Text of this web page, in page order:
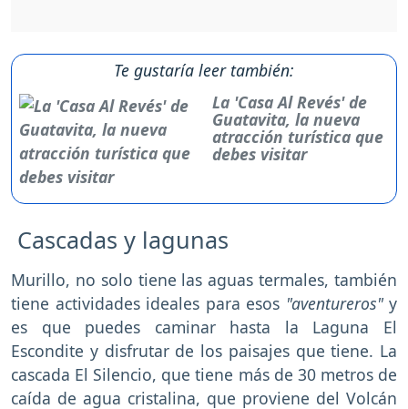
Te gustaría leer también:
La 'Casa Al Revés' de
Guatavita, la nueva
atracción turística que
debes visitar
Cascadas y lagunas
Murillo, no solo tiene las aguas termales, también
tiene actividades ideales para esos "aventureros"y
es que puedes caminar hasta la Laguna El
Escondite y disfrutar de los paisajes que tiene. La
cascada El Silencio, que tiene más de 30 metros de
caída de agua cristalina, que proviene del Volcán